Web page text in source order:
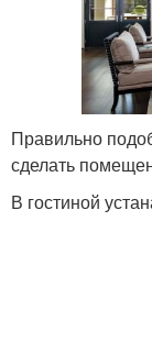
Правильно
сделать
В гостиной